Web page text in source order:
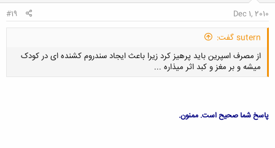
Dec 1, 2010
#19
sutern گفت:
از مصرف اسپرین باید پرهیز کرد زیرا باعث ایجاد سندروم کشنده ای در کودک
میشه و بر مغز و کبد اثر میذاره ...
پاسخ شما صحیح است. ممنون.